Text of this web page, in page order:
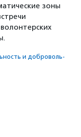
зоны
и доброволь­